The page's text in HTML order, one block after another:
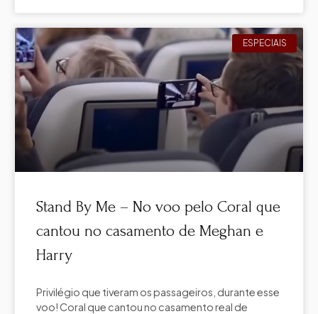
ESPECIAIS
Stand By Me – No voo pelo Coral que
cantou no casamento de Meghan e
Harry
Privilégio que tiveram os passageiros, durante esse
voo! Coral que cantou no casamento real de